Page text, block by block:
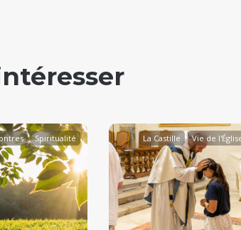
Spiritualité
Vie de l'Église
La Castille Vie de